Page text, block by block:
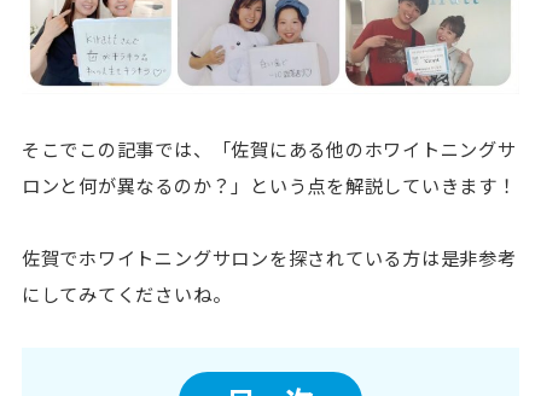
そこでこの記事では、「佐賀にある他のホワイトニングサ
ロンと何が異なるのか？」という点を解説していきます！
佐賀でホワイトニングサロンを探されている方は是非参考
にしてみてくださいね。